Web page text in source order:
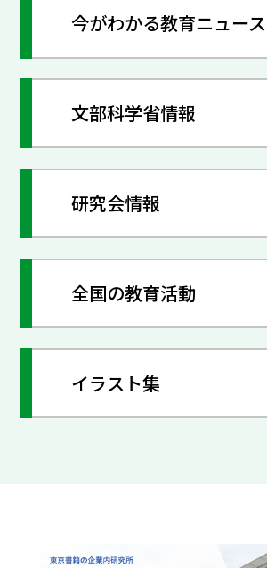
今がわかる教育ニュース
文部科学省情報
研究会情報
全国の教育活動
イラスト集